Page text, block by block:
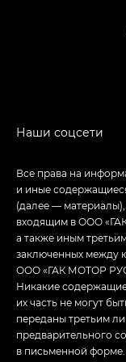
Джи Ти —
Джи Икс
Empow —
в
Все права на
и иные
(далее —
входящим в ООО
а также иным
заключенных между
ООО «ГАК МОТОР
Никакие
их часть не могут
переданы третьим
предварительного
в письменной